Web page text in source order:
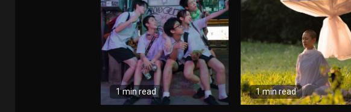
1 min read 1 min read